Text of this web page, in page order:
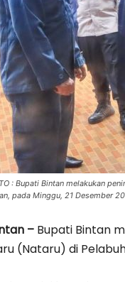
: Bupati Bintan melakukan
pada Minggu, 21 Desember
– Bupati Bintan
(Nataru) di